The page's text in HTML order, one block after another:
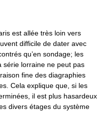
est allée très loin vers
difficile de dater avec
qu’en sondage; les
série lorraine ne peut pas
fine des diagraphies
Cela explique que, si les
il est plus hasardeux
divers étages du système